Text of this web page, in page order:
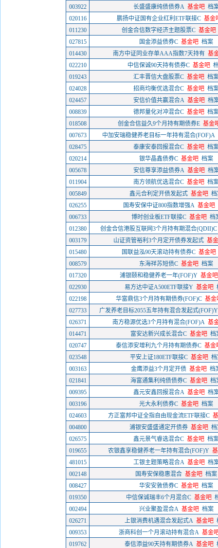
003922
长盛盛康纯债债券A 基金吧 档
020116
鹏扬中证国有企业红利ETF联接C 基金
011230
创金合信数字经济主题股票C 基金吧
027815
国金添益债券C 基金吧 档案
014430
南方中证同业存单AAA指数7天持有 基
022210
中信保诚90天持有债券C 基金吧
019243
汇丰晋信大盘股票C 基金吧 档
024028
招商均衡优选混合C 基金吧 档
024457
安信价值共赢混合A 基金吧 档
008839
德邦量化对冲混合C 基金吧 档
018508
创金合信益久9个月持有期债券E 基金
007673
中加安瑞稳健养老目标一年持有混合(FOF)A
028475
泰康安泰回报混合C 基金吧 档
020214
银华晶鑫债券C 基金吧 档案
005678
安信尊享添益债券A 基金吧 档
011904
南方领航优选混合C 基金吧 档
005849
鑫元合利定开债发起式 基金吧
026255
国寿安保中证800指数增强A 基金吧
006733
博时创业板ETF联接C 基金吧 档
012380
创金合信港股互联网3个月持有期混合(QDII)C
003179
山证资管裕利3个月定开债券发起式 基
015480
国联益泓90天滚动持有债券C 基金吧
008579
东海祥苏短债C 基金吧 档案
017320
浦银颐和稳健养老一年(FOF)Y 基金吧
022930
易方达中证A500ETF联接Y 基金吧
022198
华富鼎信3个月持有期债券(FOF)C 基金
027733
广发养老目标2055五年持有混合发起式(FOF)Y
026371
南方稳源优选3个月持有混合(FOF)A 基
014471
富安达新兴成长混合C 基金吧 档
020747
泰信添安增利九个月持有期债券C 基金
023548
平安上证180ETF联接C 基金吧 档
003163
金鹰添益3个月定开债 基金吧 档
021841
海富通集利纯债债券C 基金吧 档
009395
鑫元安鑫回报混合A 基金吧 档
003196
光大永利债券C 基金吧 档案
024603
方正富邦中证全指自由现金流ETF联接C
004800
浦银安盛盛通定开债券 基金吧
026575
鑫元景气睿选混合C 基金吧 档
019655
农银鑫享稳健养老一年持有混合(FOF)Y
481015
工银主题策略混合A 基金吧 档
002148
国寿安保稳惠混合 基金吧 档案
008427
华安安敦债券C 基金吧 档案
019350
中信保诚瑞丰6个月混合C 基金吧
002494
兴业聚盈混合A 基金吧 档案
026271
上银消费机遇混合发起式A 基金吧
009353
浙商科创一个月滚动持有混合A 基金
019762
泰信添益90天持有期债券A 基金吧